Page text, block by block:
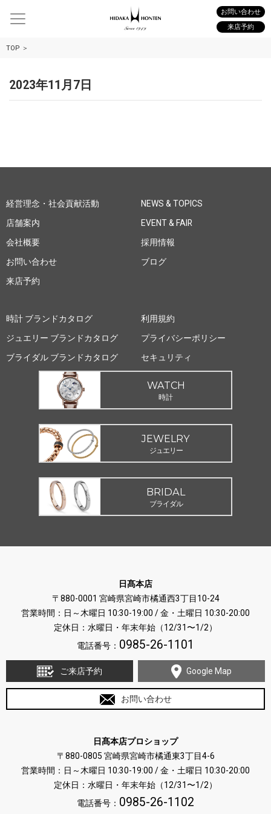
お問い合わせ
来店予約
TOP
2023年11月7日
経営理念・社会貢献活動
店舗案内
会社概要
お問い合わせ
来店予約
NEWS & TOPICS
EVENT & FAIR
採用情報
ブログ
時計 ブランドカタログ
ジュエリー ブランドカタログ
ブライダル ブランドカタログ
利用規約
プライバシーポリシー
セキュリティ
WATCH
時計
JEWELRY
ジュエリー
BRIDAL
ブライダル
日髙本店
〒880-0001 宮崎県宮崎市橘通西3丁目10-24
営業時間：日～木曜日 10:30-19:00 / 金・土曜日 10:30-20:00
定休日：水曜日・年末年始（12/31〜1/2）
電話番号： 0985-26-1101
ご来店予約 Google Map
お問い合わせ
日髙本店プロショップ
〒880-0805 宮崎県宮崎市橘通東3丁目4-6
営業時間：日～木曜日 10:30-19:00 / 金・土曜日 10:30-20:00
定休日：水曜日・年末年始（12/31〜1/2）
電話番号： 0985-26-1102